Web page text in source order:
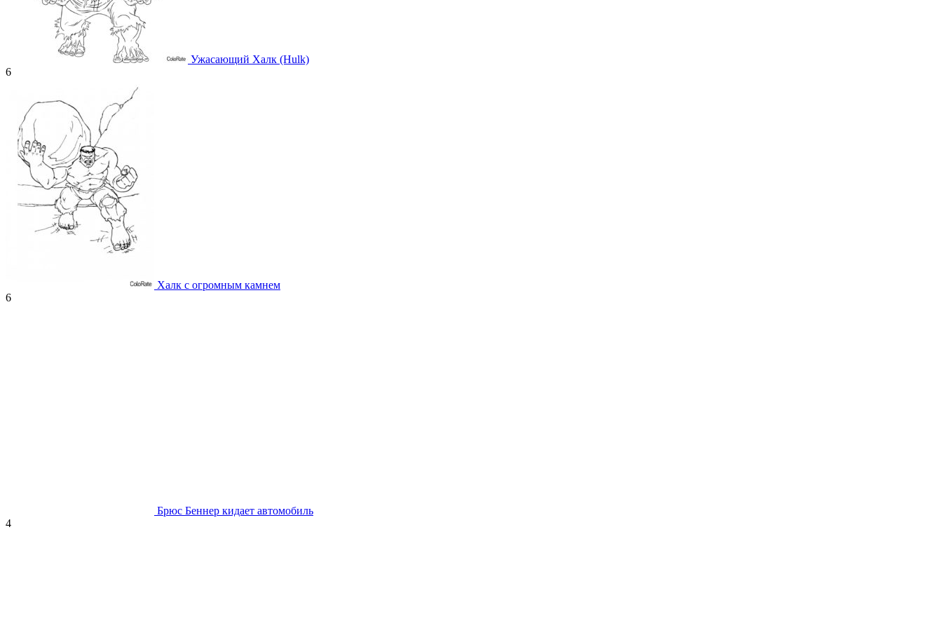
Ужасающий Халк (Hulk)
6
Халк с огромным камнем
6
Брюс Беннер кидает автомобиль
4